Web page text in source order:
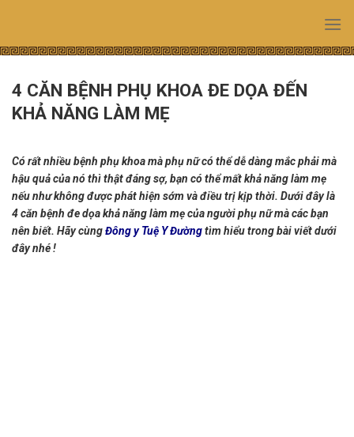
content
4 CĂN BỆNH PHỤ KHOA ĐE DỌA ĐẾN
KHẢ NĂNG LÀM MẸ
Có rất nhiều bệnh phụ khoa mà phụ nữ có thể dễ dàng mắc phải mà
hậu quả của nó thì thật đáng sợ, bạn có thể mất khả năng làm mẹ
nếu như không được phát hiện sớm và điều trị kịp thời. Dưới đây là
4 căn bệnh đe dọa khả năng làm mẹ của người phụ nữ mà các bạn
nên biết. Hãy cùngĐông y Tuệ Y Đườngtìm hiểu trong bài viết dưới
đây nhé !